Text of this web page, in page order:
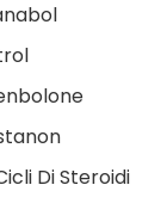
Di Steroidi